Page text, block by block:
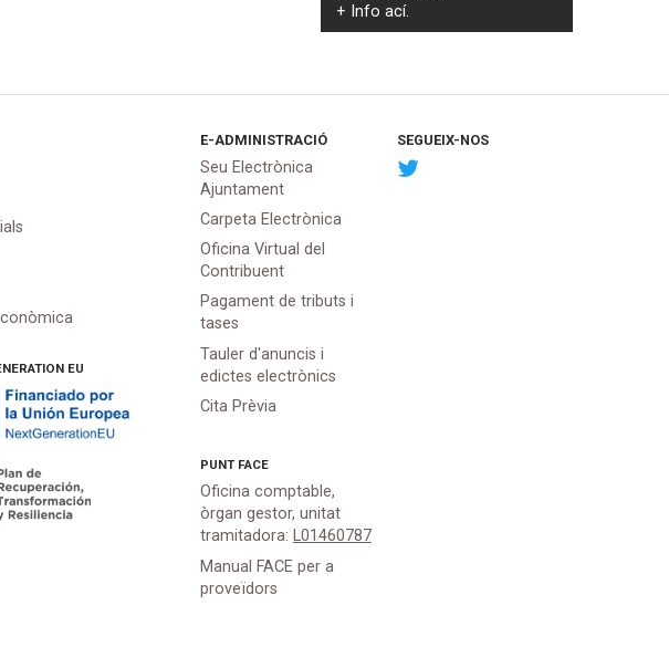
+ Infoací.
EU
E-ADMINISTRACIÓ
Seu Electrònica
Ajuntament
Carpeta Electrònica
Oficina Virtual del
Contribuent
Pagament de tributs i
tases
Tauler d'anuncis i
edictes electrònics
Cita Prèvia
PUNT FACE
Oficina comptable,
òrgan gestor, unitat
tramitadora: L01460787
Manual FACE per a
proveïdors
SEGUEIX-NOS